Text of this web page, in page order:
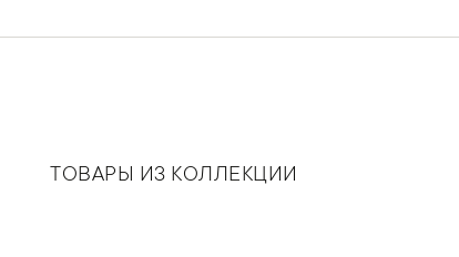
ТОВАРЫ ИЗ КОЛЛЕКЦИИ